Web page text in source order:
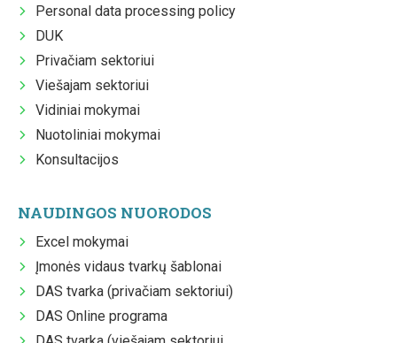
Personal data processing policy
DUK
Privačiam sektoriui
Viešajam sektoriui
Vidiniai mokymai
Nuotoliniai mokymai
Konsultacijos
NAUDINGOS NUORODOS
Excel mokymai
Įmonės vidaus tvarkų šablonai
DAS tvarka (privačiam sektoriui)
DAS Online programa